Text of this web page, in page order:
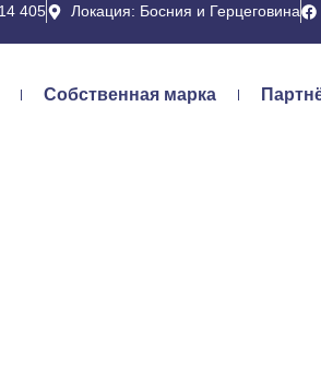
405 Локация: Босния и Герцеговина
Собственная марка